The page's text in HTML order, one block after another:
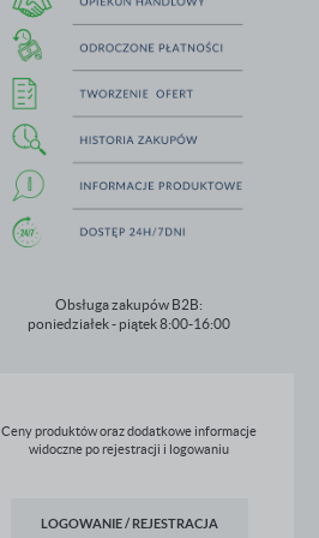
Obsługa zakupów B2B:
poniedziałek - piątek 8:00-16:00
Ceny produktów oraz dodatkowe informacje
widoczne po rejestracji i logowaniu
LOGOWANIE / REJESTRACJA